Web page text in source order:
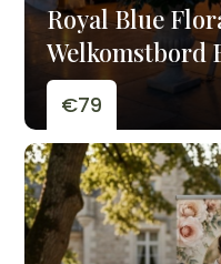
Royal Blue
Welkomstbord
€79